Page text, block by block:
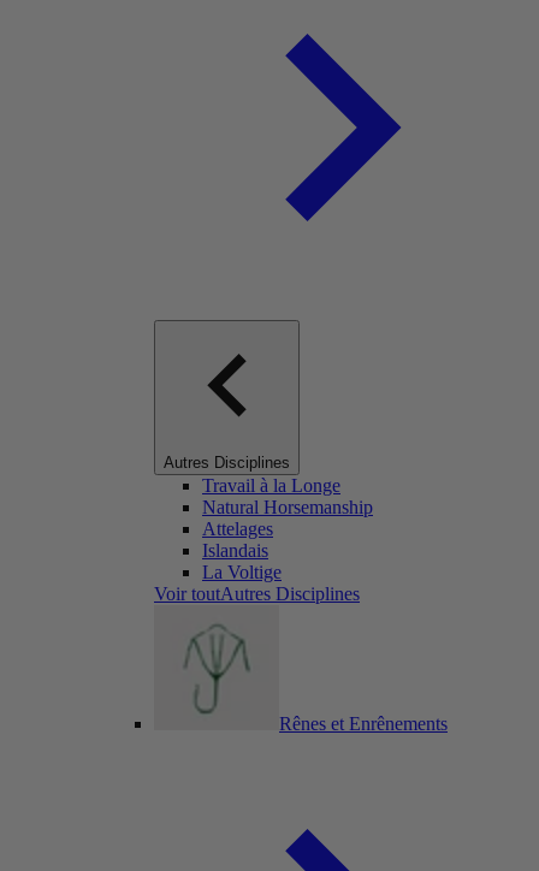
Autres Disciplines
Travail à la Longe
Natural Horsemanship
Attelages
Islandais
La Voltige
Voir toutAutres Disciplines
Rênes et Enrênements